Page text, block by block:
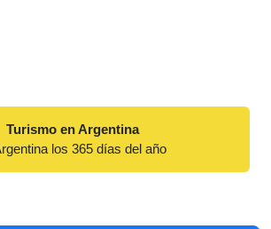
Turismo en Argentina
los 365 días del año